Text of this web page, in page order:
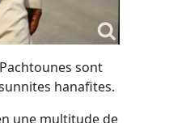
sont
hanafites.
une multitude de